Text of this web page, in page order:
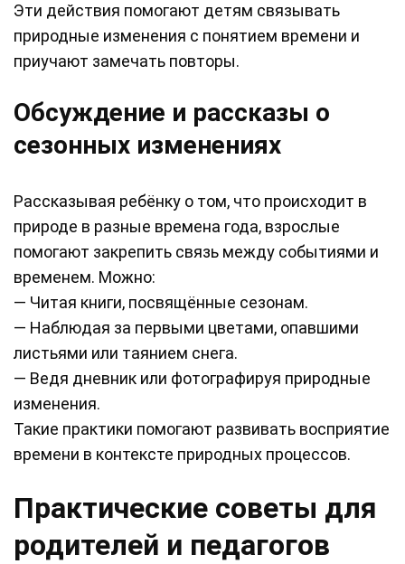
Эти действия помогают детям связывать
природные изменения с понятием времени и
приучают замечать повторы.
Обсуждение и рассказы о
сезонных изменениях
Рассказывая ребёнку о том, что происходит в
природе в разные времена года, взрослые
помогают закрепить связь между событиями и
временем. Можно:
— Читая книги, посвящённые сезонам.
— Наблюдая за первыми цветами, опавшими
листьями или таянием снега.
— Ведя дневник или фотографируя природные
изменения.
Такие практики помогают развивать восприятие
времени в контексте природных процессов.
Практические советы для
родителей и педагогов